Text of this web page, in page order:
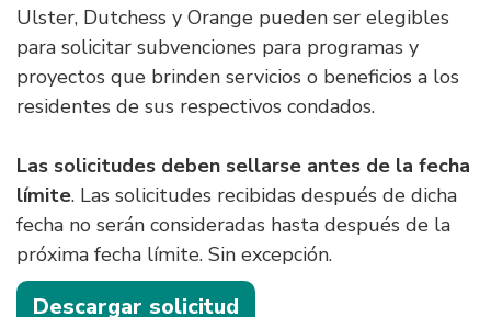
Ulster, Dutchess y Orange pueden ser elegibles
para solicitar subvenciones para programas y
proyectos que brinden servicios o beneficios a los
residentes de sus respectivos condados.
Las solicitudes deben sellarse antes de la fecha
límite. Las solicitudes recibidas después de dicha
fecha no serán consideradas hasta después de la
próxima fecha límite. Sin excepción.
Descargar solicitud